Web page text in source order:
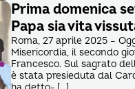
Prima domenica
Papa sia vita
Roma, 27 aprile 2025 –
Misericordia, il secondo
Francesco. Sul sagrato
è stata presieduta dal